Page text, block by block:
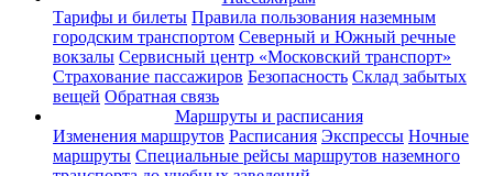
Тарифы и билеты Правила пользования наземным
городским транспортом Северный и Южный речные
вокзалы Сервисный центр «Московский транспорт»
Страхование пассажиров Безопасность Склад забытых
вещей Обратная связь
Маршруты и расписания
Изменения маршрутов Расписания Экспрессы Ночные
маршруты Специальные рейсы маршрутов наземного